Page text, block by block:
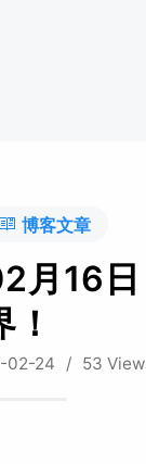
博客文章
月16
！
02-24 / 53